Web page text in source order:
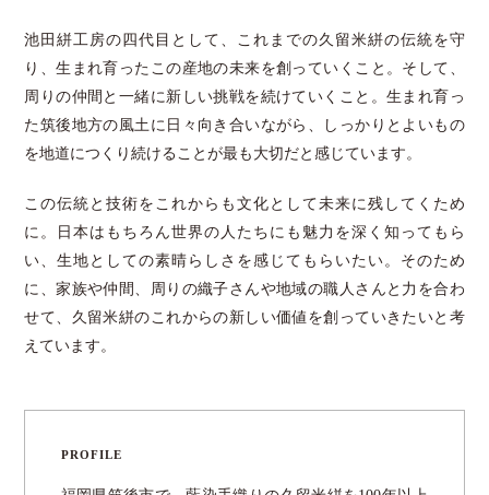
池田絣工房の四代目として、これまでの久留米絣の伝統を守
り、生まれ育ったこの産地の未来を創っていくこと。そして、
周りの仲間と一緒に新しい挑戦を続けていくこと。生まれ育っ
た筑後地方の風土に日々向き合いながら、しっかりとよいもの
を地道につくり続けることが最も大切だと感じています。
この伝統と技術をこれからも文化として未来に残してくため
に。日本はもちろん世界の人たちにも魅力を深く知ってもら
い、生地としての素晴らしさを感じてもらいたい。そのため
に、家族や仲間、周りの織子さんや地域の職人さんと力を合わ
せて、久留米絣のこれからの新しい価値を創っていきたいと考
えています。
PROFILE